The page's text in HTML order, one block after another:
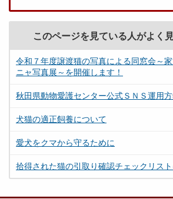
このページを見ている人がよく
令和７年度譲渡猫の写真による同窓会～
ニャ写真展～を開催します！
秋田県動物愛護センター公式ＳＮＳ運用
犬猫の適正飼養について
愛犬をクマから守るために
拾得された猫の引取り確認チェックリス